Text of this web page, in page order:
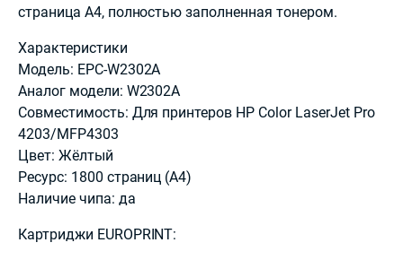
страница А4, полностью заполненная тонером.
Характеристики
Модель: EPC-W2302A
Аналог модели: W2302A
Совместимость: Для принтеров HP Color LaserJet Pro
4203/MFP4303
Цвет: Жёлтый
Ресурс: 1800 страниц (А4)
Наличие чипа: да
Картриджи EUROPRINT: